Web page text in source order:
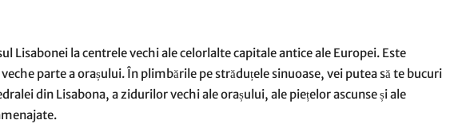
Lisabonei la centrele vechi ale celorlalte capitale antice ale Europei. Este
parte a orașului. În plimbările pe străduțele sinuoase, vei putea să te bucuri
din Lisabona, a zidurilor vechi ale orașului, ale piețelor ascunse și ale